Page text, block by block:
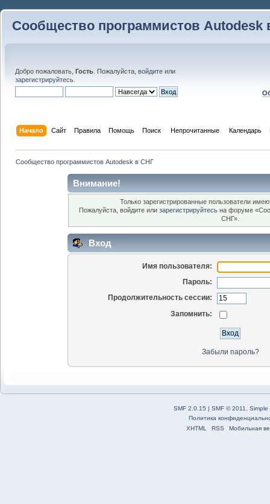
Сообщество программистов Autodesk
Добро пожаловать, Гость . Пожалуйста, войдите или
зарегистрируйтесь
Начало Сайт Правила Помощь Поиск Непрочитанные Календарь
Сообщество программистов Autodesk в СНГ
Внимание!
Только зарегистрированные пользователи
Пожалуйста, войдите или зарегистрируйтесь на форуме
СНГ».
Вход
Имя пользователя:
Пароль:
Продолжительность сессии:
Запомнить:
Забыли пароль?
SMF 2.0.15 | SMF © 2011
Simple
Политика
XHTML
RSS Мобильная